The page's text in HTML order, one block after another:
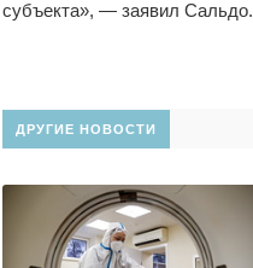
субъекта», — заявил Сальдо.
ДРУГИЕ НОВОСТИ